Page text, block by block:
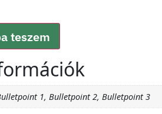
teszem
1, Bulletpoint 2, Bulletpoint 3